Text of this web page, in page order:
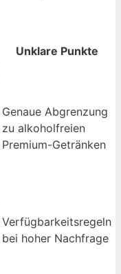
Unklare Punkte
Genaue Abgrenzung
zu alkoholfreien
Premium-Getränken
Verfügbarkeitsregeln
bei hoher Nachfrage